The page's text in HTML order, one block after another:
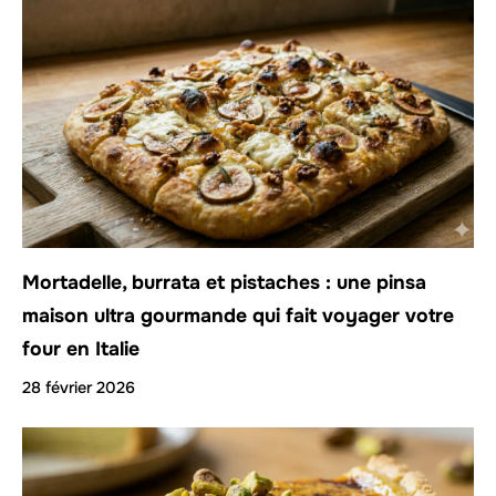
Mortadelle, burrata et pistaches : une pinsa
maison ultra gourmande qui fait voyager votre
four en Italie
28 février 2026